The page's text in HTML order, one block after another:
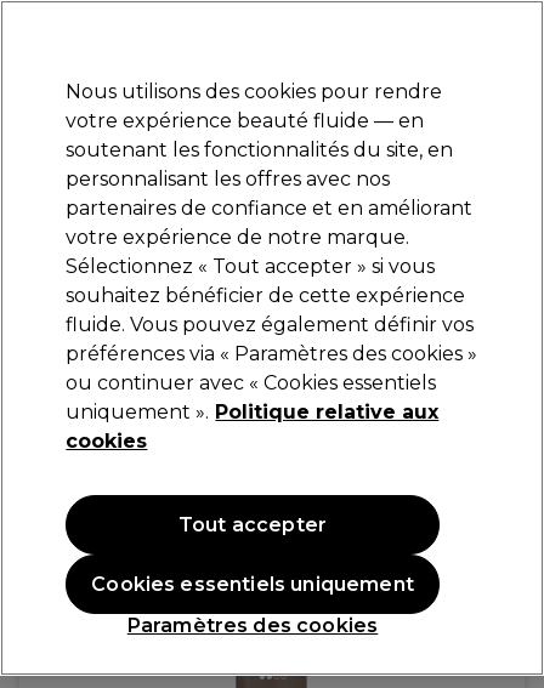
Se connecter
Marques Bons plans Coiffure Electro et Matériel
Livraison et délais
lire la suite
Wella Professionals
Wella Professionals EIMI Dynamic Fix Spray
de Finition 75ml
5,86 €6,90 €
OFFRE EN LIGNE
Nous utilisons des cookies pour rendre
votre expérience beauté fluide — en
soutenant les fonctionnalités du site, en
personnalisant les offres avec nos
partenaires de confiance et en améliorant
votre expérience de notre marque.
Sélectionnez « Tout accepter » si vous
souhaitez bénéficier de cette expérience
fluide. Vous pouvez également définir vos
préférences via « Paramètres des cookies »
ou continuer avec « Cookies essentiels
uniquement ». Politique relative aux
cookies
Paramètres des cookies
Cookies essentiels uniquement
Tout accepter